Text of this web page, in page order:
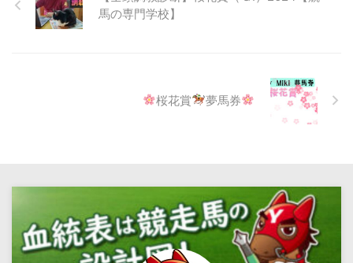
馬の専門学校】
桜花賞 夢馬券